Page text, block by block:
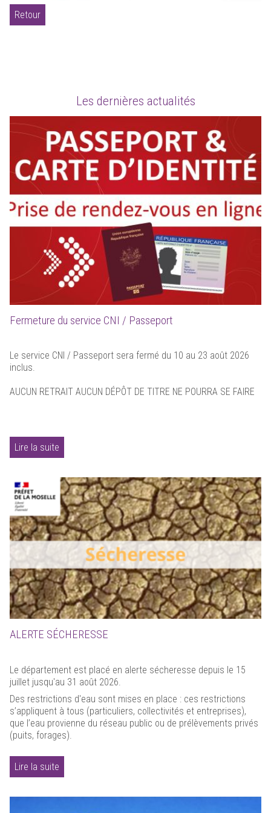
Retour
Les dernières actualités
Fermeture du service CNI / Passeport
Le service CNI / Passeport sera fermé du 10 au 23 août 2026
inclus.
AUCUN RETRAIT AUCUN DÉPÔT DE TITRE NE POURRA SE FAIRE
Lire la suite
ALERTE SÉCHERESSE
Le département est placé en alerte sécheresse depuis le 15
juillet jusqu'au 31 août 2026.
Des restrictions d'eau sont mises en place : ces restrictions
s’appliquent à tous (particuliers, collectivités et entreprises),
que l’eau provienne du réseau public ou de prélèvements privés
(puits, forages).
Lire la suite